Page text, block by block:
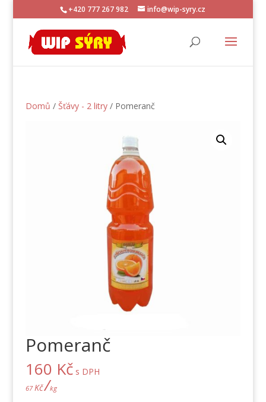
+420 777 267 982 info@wip-syry.cz
Domů / Šťávy - 2 litry/ Pomeranč
Pomeranč
160 Kč s DPH
67Kč/kg